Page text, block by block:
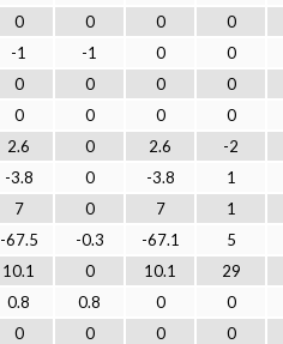
0 0 0
0
-1 -1 0
0
0 0 0
0
0 0 0
0
2.6 0 2.6
-2
-3.8 0 -3.8
1
7 0 7
1
-67.5 -0.3 -67.1
5
10.1 0 10.1
29
0.8 0.8 0
0
0 0 0
0